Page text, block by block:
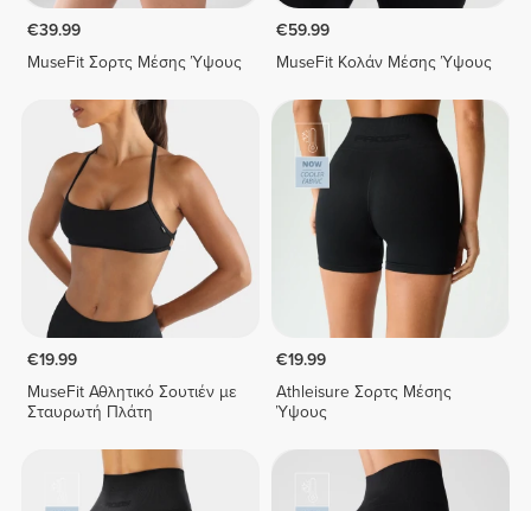
€39.99
MuseFit Σορτς Μέσης Ύψους
€59.99
MuseFit Κολάν Μέσης Ύψους
€19.99
MuseFit Αθλητικό Σουτιέν με
Σταυρωτή Πλάτη
€19.99
Athleisure Σορτς Μέσης
Ύψους